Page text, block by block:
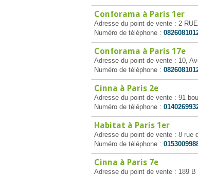
Conforama à Paris 1er
Adresse du point de vente : 2
Numéro de téléphone :
Conforama à Paris 17e
Adresse du point de vente : 10,
Numéro de téléphone :
Cinna à Paris 2e
Adresse du point de vente : 91
Numéro de téléphone :
Habitat à Paris 1er
Adresse du point de vente : 8 rue
Numéro de téléphone :
Cinna à Paris 7e
Adresse du point de vente : 189